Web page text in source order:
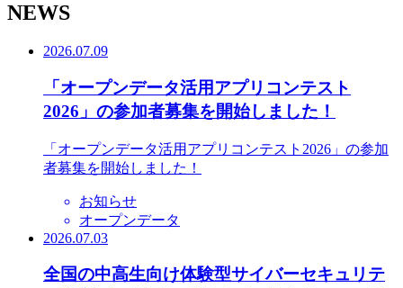
NEWS
2026.07.09
「オープンデータ活用アプリコンテスト
2026」の参加者募集を開始しました！
「オープンデータ活用アプリコンテスト2026」の参加
者募集を開始しました！
お知らせ
オープンデータ
2026.07.03
全国の中高生向け体験型サイバーセキュリテ